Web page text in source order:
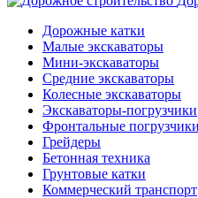
Дорожные катки
Малые экскаваторы
Мини-экскаваторы
Средние экскаваторы
Колесные экскаваторы
Экскаваторы-погрузчики
Фронтальные погрузчики
Грейдеры
Бетонная техника
Грунтовые катки
Коммерческий транспорт